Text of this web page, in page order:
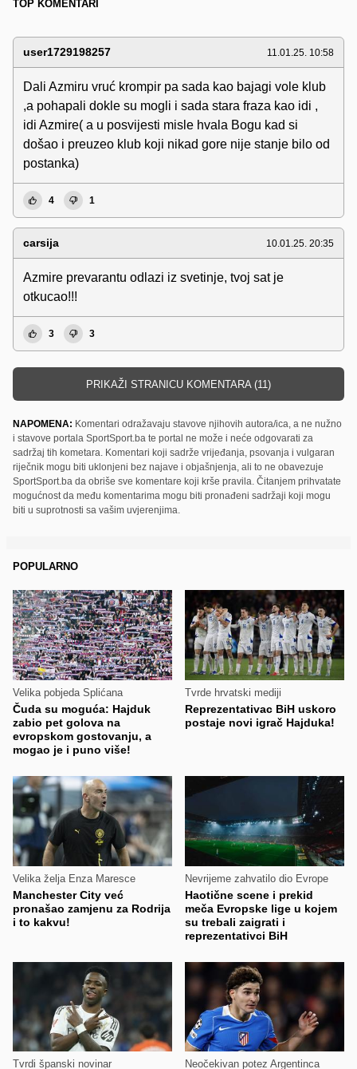
TOP KOMENTARI
user1729198257 11.01.25. 10:58
Dali Azmiru vruć krompir pa sada kao bajagi vole klub
,a pohapali dokle su mogli i sada stara fraza kao idi ,
idi Azmire( a u posvijesti misle hvala Bogu kad si
došao i preuzeo klub koji nikad gore nije stanje bilo od
postanka)
4 1
carsija 10.01.25. 20:35
Azmire prevarantu odlazi iz svetinje, tvoj sat je
otkucao!!!
3 3
PRIKAŽI STRANICU KOMENTARA (11)
NAPOMENA: Komentari odražavaju stavove njihovih autora/ica, a ne nužno
i stavove portala SportSport.ba te portal ne može i neće odgovarati za
sadržaj tih kometara. Komentari koji sadrže vrijeđanja, psovanja i vulgaran
riječnik mogu biti uklonjeni bez najave i objašnjenja, ali to ne obavezuje
SportSport.ba da obriše sve komentare koji krše pravila. Čitanjem prihvatate
mogućnost da među komentarima mogu biti pronađeni sadržaji koji mogu
biti u suprotnosti sa vašim uvjerenjima.
POPULARNO
Velika pobjeda Splićana
Čuda su moguća: Hajduk
zabio pet golova na
evropskom gostovanju, a
mogao je i puno više!
Tvrde hrvatski mediji
Reprezentativac BiH uskoro
postaje novi igrač Hajduka!
Velika želja Enza Maresce
Manchester City već
pronašao zamjenu za Rodrija
i to kakvu!
Nevrijeme zahvatilo dio Evrope
Haotične scene i prekid
meča Evropske lige u kojem
su trebali zaigrati i
reprezentativci BiH
Tvrdi španski novinar Neočekivan potez Argentinca